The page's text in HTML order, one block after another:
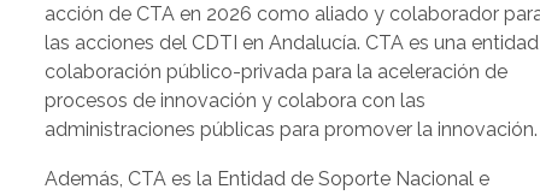
acción de CTA en 2026 como aliado y colaborador
las acciones del CDTI en Andalucía. CTA es una
colaboración público-privada para la aceleración de
procesos de innovación y colabora con las
administraciones públicas para promover la innovación.
Además, CTA es la Entidad de Soporte Nacional e